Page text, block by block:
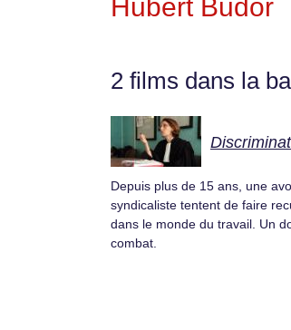
Hubert Budor
2 films dans la
Depuis plus de 15 ans, une
syndicaliste tentent de faire
dans le monde du travail. Un
combat.